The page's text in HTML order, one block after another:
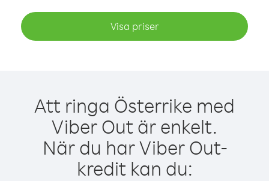
Visa priser
Att ringa Österrike med
Viber Out är enkelt.
När du har Viber Out-
kredit kan du: